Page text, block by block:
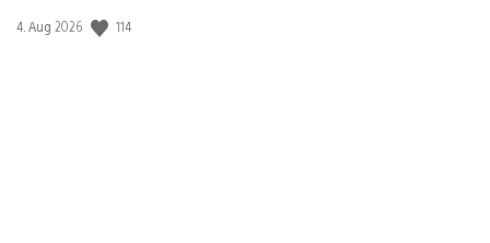
Veröffentlichungsdatum:
4. Aug 2026 114